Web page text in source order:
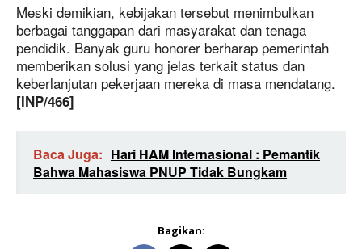
Meski demikian, kebijakan tersebut menimbulkan
berbagai tanggapan dari masyarakat dan tenaga
pendidik. Banyak guru honorer berharap pemerintah
memberikan solusi yang jelas terkait status dan
keberlanjutan pekerjaan mereka di masa mendatang.
[INP/466]
Baca Juga: Hari HAM Internasional : Pemantik
Bahwa Mahasiswa PNUP Tidak Bungkam
Bagikan: